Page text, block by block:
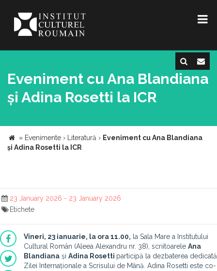
Eveniment cu Ana Blandiana
și Adina Rosetti la ICR
» Evenimente › Literatură › Eveniment cu Ana Blandiana
și Adina Rosetti la ICR
23 January 2026 - 23 January 2026
Etichete
Vineri, 23 ianuarie, la ora 11.00, la Sala Mare a Institutului
Cultural Român (Aleea Alexandru nr. 38), scriitoarele Ana
Blandiana și Adina Rosetti participă la dezbaterea dedicată
Zilei Internaționale a Scrisului de Mână. Adina Rosetti este co-